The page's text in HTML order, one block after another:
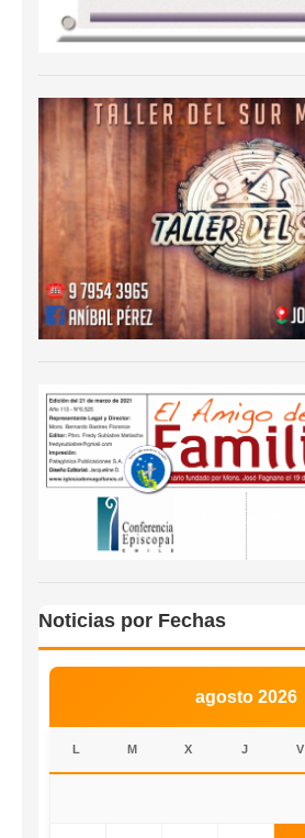
Noticias por Fechas
agosto 2026
L M X J V